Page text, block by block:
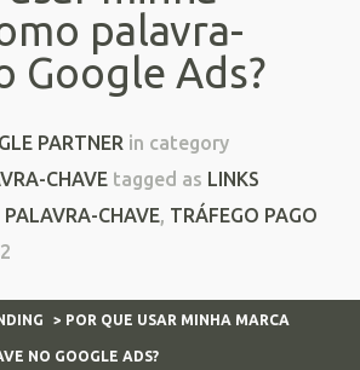
palavra-
Google Ads?
PARTNER in category
CHAVE tagged as LINKS
PALAVRA-CHAVE, TRÁFEGO PAGO
2
> POR QUE USAR MINHA MARCA
NO GOOGLE ADS?